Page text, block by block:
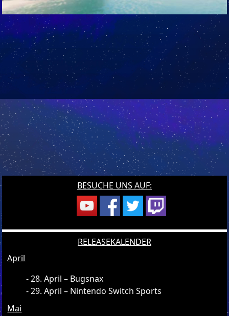
BESUCHE UNS AUF:
RELEASEKALENDER
April
28. April – Bugsnax
29. April – Nintendo Switch Sports
Mai